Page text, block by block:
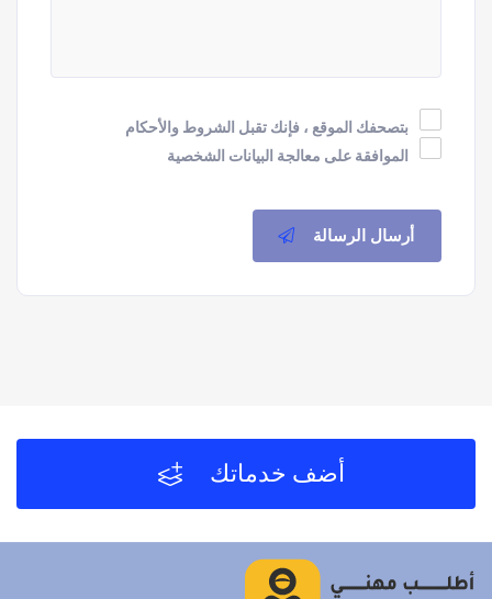
بتصحفك الموقع ، فإنك تقبل الشروط والأحكام
الموافقة على معالجة البيانات الشخصية
أرسال الرسالة
أضف خدماتك